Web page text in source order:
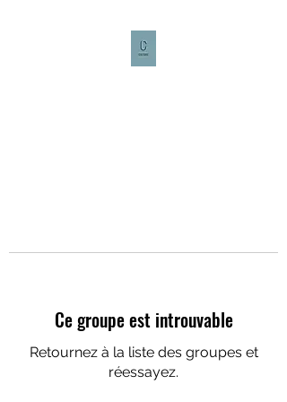
Ce groupe est introuvable
Retournez à la liste des groupes et
réessayez.